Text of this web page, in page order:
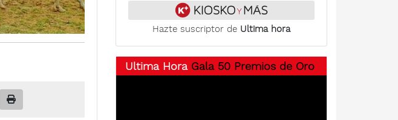
Hazte suscriptor de Ultima hora
Ultima Hora Gala 50 Premios de Oro